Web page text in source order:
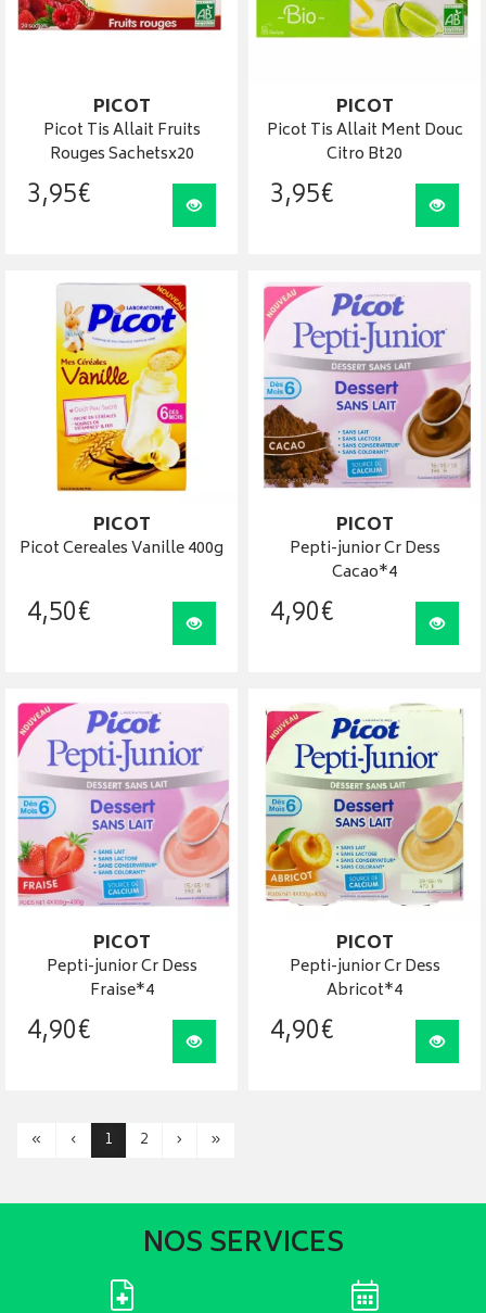
PICOT
Picot Tis Allait Fruits
Rouges Sachetsx20
3,95€ Visualiser
PICOT
Picot Tis Allait Ment Douc
Citro Bt20
3,95€
PICOT
Picot Cereales Vanille 400g
4,50€ Visualiser
PICOT
Pepti-junior Cr Dess
Cacao*4
4,90€
PICOT
Pepti-junior Cr Dess
Fraise*4
4,90€ Visualiser
PICOT
Pepti-junior Cr Dess
Abricot*4
4,90€
« ‹ 1 2 › »
NOS SERVICES